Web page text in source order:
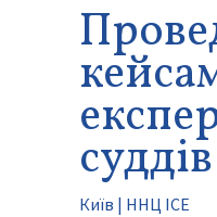
Київ | ННЦ ІСЕ